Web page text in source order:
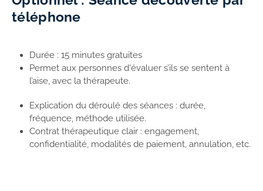
téléphone
Durée : 15 minutes gratuites
Permet aux personnes d'évaluer s’ils se sentent à
l’aise, avec la thérapeute.
Explication du déroulé des séances : durée,
fréquence, méthode utilisée.
Contrat thérapeutique clair : engagement,
confidentialité, modalités de paiement, annulation, etc.